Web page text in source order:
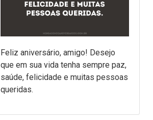
Feliz aniversário, amigo! Desejo
que em sua vida tenha sempre paz,
saúde, felicidade e muitas pessoas
queridas.